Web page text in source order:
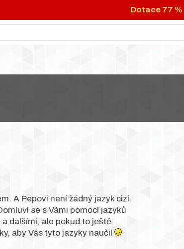
Dotace 77 %
A Pepovi není žádný jazyk cizí.
se s Vámi pomocí jazyků
dalšími, ale pokud to ještě
aby Vás tyto jazyky naučil